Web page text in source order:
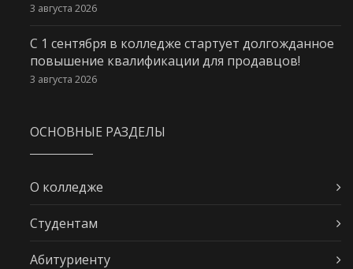
3 августа 2026
С 1 сентября в колледже стартует долгожданное
повышение квалификации для продавцов!
3 августа 2026
ОСНОВНЫЕ РАЗДЕЛЫ
О колледже
Студентам
Абитуриенту